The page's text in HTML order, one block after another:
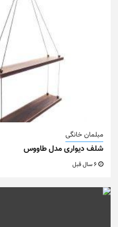
مبلمان خانگی
شلف دیواری مدل طاووس